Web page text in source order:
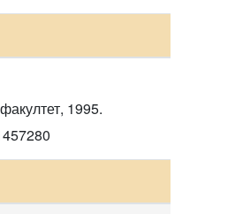
1995.